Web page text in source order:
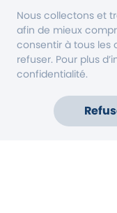
Nous collectons et
afin de mieux
consentir à tous les
refuser. Pour plus
confidentialité.
Accueil